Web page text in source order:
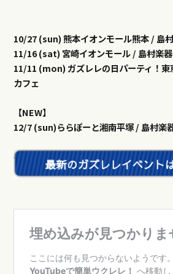
10/27 (sun) 熊本イオンモール熊本 / 島
11/16 (sat) 宮崎イオンモール / 島村楽器
11/11 (mon) ガズレレの日パーティ！東
カフェ
【NEW】
12/7 (sun)ららぽーと湘南平塚 / 島村楽